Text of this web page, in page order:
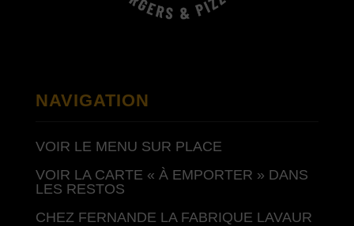
NAVIGATION
VOIR LE MENU SUR PLACE
VOIR LA CARTE « À EMPORTER » DANS
LES RESTOS
CHEZ FERNANDE LA FABRIQUE LAVAUR